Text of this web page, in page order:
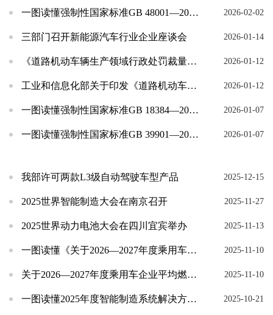
一图读懂强制性国家标准GB 48001—2026《汽车车门把手安全技术要求》 2026-02-02
三部门召开新能源汽车行业企业座谈会 2026-01-14
《道路机动车辆生产领域行政处罚裁量权基准表》解读 2026-01-12
工业和信息化部关于印发《道路机动车辆生产领域行政处罚裁量权基准表》的通知 2026-01-12
一图读懂强制性国家标准GB 18384—2025《电动汽车安全要求》 2026-01-07
一图读懂强制性国家标准GB 39901—2025《轻型汽车自动紧急制动系统技术要求及试验方... 2026-01-07
我部许可两款L3级自动驾驶车型产品 2025-12-15
2025世界智能制造大会在南京召开 2025-11-27
2025世界动力电池大会在四川宜宾举办 2025-11-13
一图读懂《关于2026—2027年度乘用车企业平均燃料消耗量与新能源汽车积分管理有关事项的... 2025-11-10
关于2026—2027年度乘用车企业平均燃料消耗量与新能源汽车积分管理有关事项的通知 2025-11-10
一图读懂2025年度智能制造系统解决方案“揭榜挂帅”项目申报和已揭榜项目验收工作通知 2025-10-21